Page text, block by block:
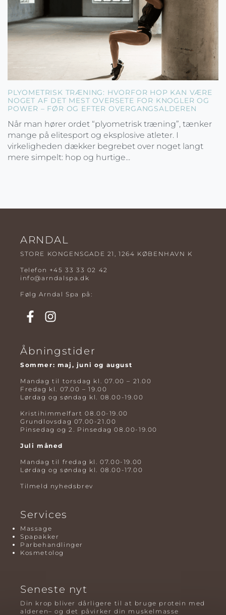
PLYOMETRISK TRÆNING: HVORFOR HOP KAN VÆRE
NOGET AF DET MEST OVERSETE FOR KNOGLER OG
POWER – FØR OG EFTER OVERGANGSALDEREN
Når man hører ordet “plyometrisk træning”, tænker
mange på elitesport og eksplosive atleter. I
virkeligheden dækker begrebet over noget langt
mere simpelt: hop og hurtige...
ARNDAL
STORE KONGENSGADE 21, 1264 KØBENHAVN K
Telefon +45 33 33 02 42
info@arndalspa.dk
Følg Arndal Spa på:
Åbningstider
Sommer: maj, juni og august
Mandag til torsdag kl. 07.00 – 21.00
Fredag kl. 07.00 – 19.00
Lørdag og søndag kl. 08.00-19.00
Kristihimmelfart 08.00-19.00
Grundlovsdag 07.00-21.00
Pinsedag og 2. Pinsedag 08.00-19.00
Juli måned
Mandag til fredag kl. 07.00-19.00
Lørdag og søndag kl. 08.00-17.00
Tilmeld nyhedsbrev
Services
Massage
Spapakker
Parbehandlinger
Kosmetolog
Seneste nyt
Din krop bliver dårligere til at bruge protein med
alderen– og det påvirker din muskelmasse